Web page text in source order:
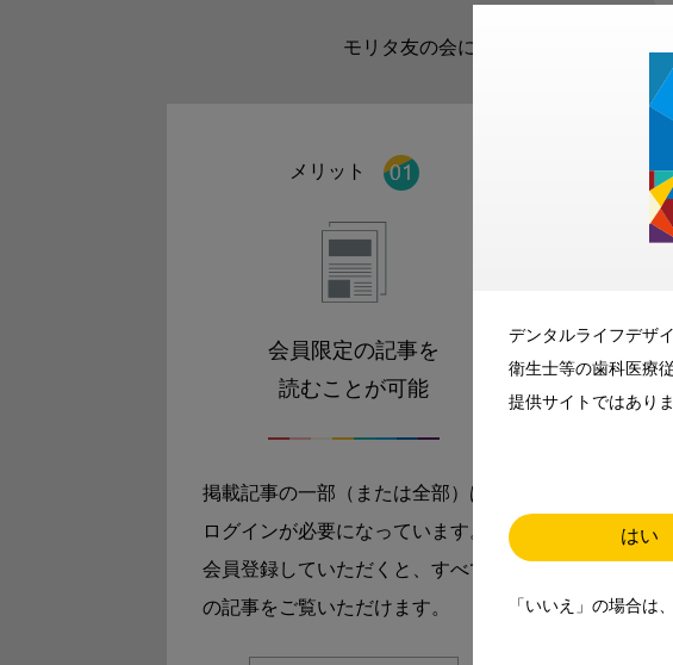
デンタルライフデザ
衛生士等の歯科医療
提供サイトではありま
はい
「いいえ」の場合は
モリタ友の会に登録いただくと、デ
メリット
会員限定の記事を
読むことが可能
掲載記事の一部（または全部）は
ログインが必要になっています。
会員登録していただくと、すべて
の記事をご覧いただけます。
お